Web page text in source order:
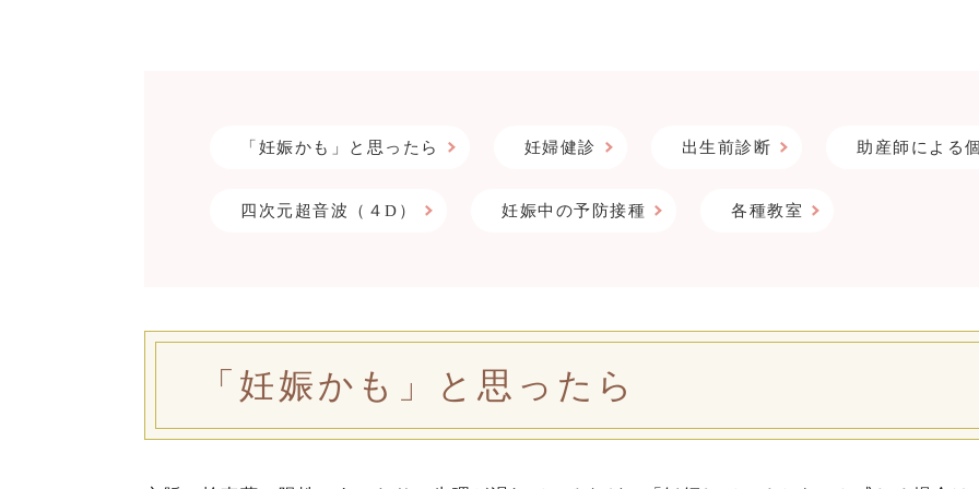
「妊娠かも」と思ったら 妊婦健診 出生前診断 助産師による
四次元超音波（４D） 妊娠中の予防接種 各種教室
「妊娠かも」と思ったら